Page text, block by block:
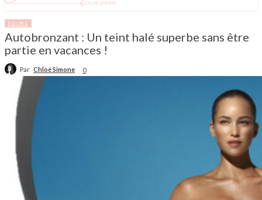
SOINS
Autobronzant : Un teint halé superbe sans être
partie en vacances !
Par Chloé Simone 0